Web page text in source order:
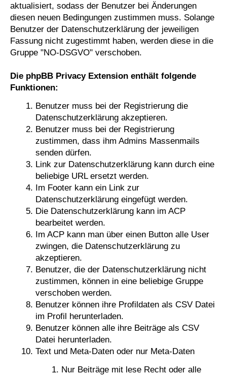
aktualisiert, sodass der Benutzer bei Änderungen
diesen neuen Bedingungen zustimmen muss. Solange
Benutzer der Datenschutzerklärung der jeweiligen
Fassung nicht zugestimmt haben, werden diese in die
Gruppe "NO-DSGVO" verschoben.
Die phpBB Privacy Extension enthält folgende
Funktionen:
Benutzer muss bei der Registrierung die
Datenschutzerklärung akzeptieren.
Benutzer muss bei der Registrierung
zustimmen, dass ihm Admins Massenmails
senden dürfen.
Link zur Datenschutzerklärung kann durch eine
beliebige URL ersetzt werden.
Im Footer kann ein Link zur
Datenschutzerklärung eingefügt werden.
Die Datenschutzerklärung kann im ACP
bearbeitet werden.
Im ACP kann man über einen Button alle User
zwingen, die Datenschutzerklärung zu
akzeptieren.
Benutzer, die der Datenschutzerklärung nicht
zustimmen, können in eine beliebige Gruppe
verschoben werden.
Benutzer können ihre Profildaten als CSV Datei
im Profil herunterladen.
Benutzer können alle ihre Beiträge als CSV
Datei herunterladen.
Text und Meta-Daten oder nur Meta-Daten
Nur Beiträge mit lese Recht oder alle